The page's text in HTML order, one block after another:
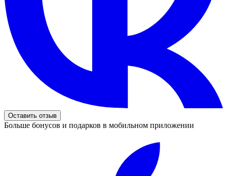
Оставить отзыв
Больше бонусов и подарков в мобильном приложении